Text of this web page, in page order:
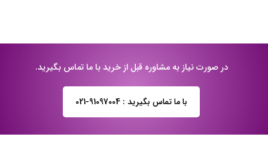
در صورت نیاز به مشاوره قبل از خرید با ما تماس بگیرید.
با ما تماس بگیرید : 91097004-021